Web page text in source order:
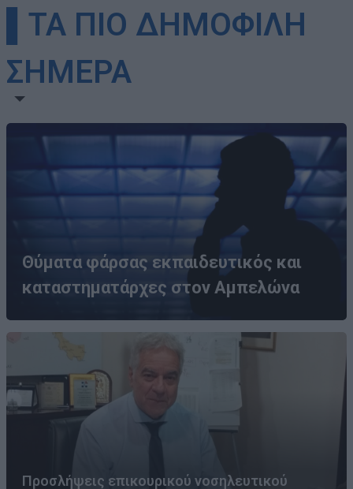
▌ΤΑ ΠΙΟ ΔΗΜΟΦΙΛΗ
ΣΗΜΕΡΑ
Θύματα φάρσας εκπαιδευτικός και
καταστηματάρχες στον Αμπελώνα
Προσλήψεις επικουρικού νοσηλευτικού